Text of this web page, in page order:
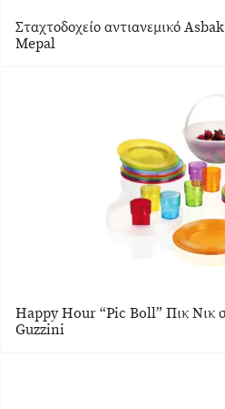
Σταχτοδοχείο αντιανεμικό
Mepal
Happy Hour “Pic Boll” Πικ Νικ
Guzzini